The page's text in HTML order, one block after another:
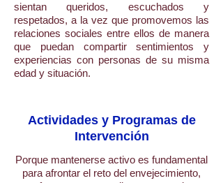
sientan queridos, escuchados y
respetados, a la vez que promovemos las
relaciones sociales entre ellos de manera
que puedan compartir sentimientos y
experiencias con personas de su misma
edad y situación.
Actividades y Programas de
Intervención
Porque mantenerse activo es fundamental
para afrontar el reto del envejecimiento,